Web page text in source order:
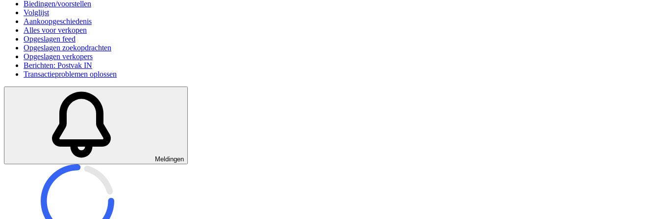
Biedingen/voorstellen
Volglijst
Aankoopgeschiedenis
Alles voor verkopen
Opgeslagen feed
Opgeslagen zoekopdrachten
Opgeslagen verkopers
Berichten: Postvak IN
Transactieproblemen oplossen
Meldingen